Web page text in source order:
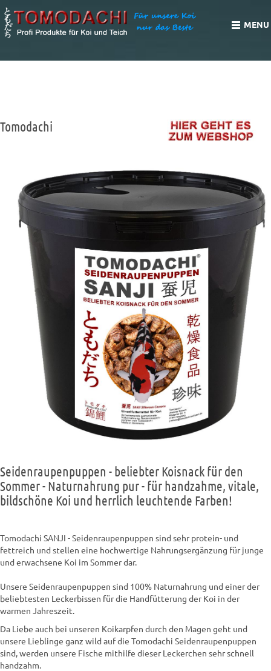
MENU
Tomodachi
Seidenraupenpuppen - beliebter Koisnack für den
Sommer - Naturnahrung pur - für handzahme, vitale,
bildschöne Koi und herrlich leuchtende Farben!
Tomodachi SANJI - Seidenraupenpuppen sind sehr protein- und
fettreich und stellen eine hochwertige Nahrungsergänzung für junge
und erwachsene Koi im Sommer dar.
Unsere Seidenraupenpuppen sind 100% Naturnahrung und einer der
beliebtesten Leckerbissen für die Handfütterung der Koi in der
warmen Jahreszeit.
Da Liebe auch bei unseren Koikarpfen durch den Magen geht und
unsere Lieblinge ganz wild auf die Tomodachi Seidenraupenpuppen
sind, werden unsere Fische mithilfe dieser Leckerchen sehr schnell
handzahm.